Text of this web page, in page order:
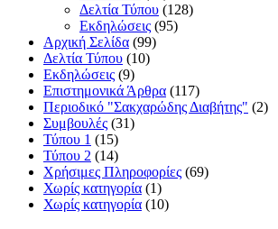
Δελτία Τύπου (128)
Εκδηλώσεις (95)
Αρχική Σελίδα (99)
Δελτία Τύπου (10)
Εκδηλώσεις (9)
Επιστημονικά Άρθρα (117)
Περιοδικό "Σακχαρώδης Διαβήτης" (2)
Συμβουλές (31)
Τύπου 1 (15)
Τύπου 2 (14)
Χρήσιμες Πληροφορίες (69)
Χωρίς κατηγορία (1)
Χωρίς κατηγορία (10)